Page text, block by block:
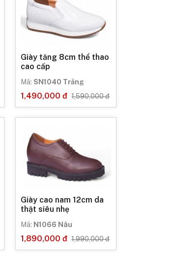
Giày tăng 8cm thể thao
cao cấp
Mã: SN1040 Trắng
1,490,000 đ 1,590,000 đ
Giày cao nam 12cm da
thật siêu nhẹ
Mã: N1066 Nâu
1,890,000 đ 1,990,000 đ